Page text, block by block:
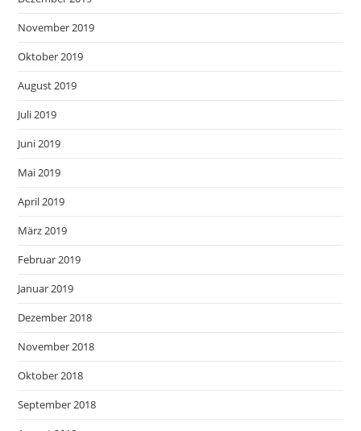
November 2019
Oktober 2019
August 2019
Juli 2019
Juni 2019
Mai 2019
April 2019
März 2019
Februar 2019
Januar 2019
Dezember 2018
November 2018
Oktober 2018
September 2018